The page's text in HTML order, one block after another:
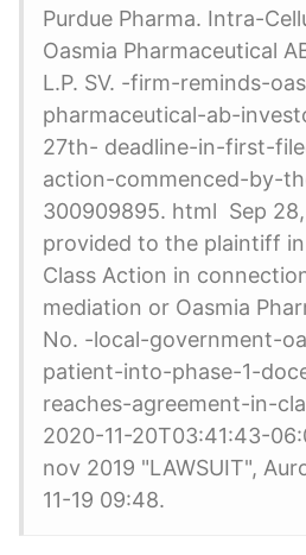
Purdue Pharma. Intra-
Oasmia Pharmaceutical
L.P. SV. -firm-reminds-
pharmaceutical-ab-
27th- deadline-in-first-
action-commenced-by-
300909895. html Sep
provided to the plaintiff
Class Action in
mediation or Oasmia
No. -local-government-
patient-into-phase-1-
reaches-agreement-in-
2020-11-20T03:41:43-
nov 2019 "LAWSUIT",
11-19 09:48.